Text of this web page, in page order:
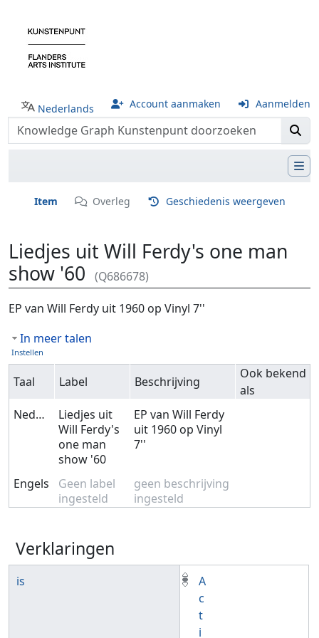
Nederlands Account aanmaken Aanmelden
Item Overleg Geschiedenis weergeven
Liedjes uit Will Ferdy's one man
show '60
(Q686678)
Ga naar:navigatie ,zoeken
EP van Will Ferdy uit 1960 op Vinyl 7''
In meer talen
Instellen
Taal Label Beschrijving
Ook bekend
als
Nederlands
Liedjes uit
Will Ferdy's
one man
show '60
EP van Will Ferdy
uit 1960 op Vinyl
7''
Engels
Geen label
ingesteld
geen beschrijving
ingesteld
Verklaringen
is
A
c
t
i